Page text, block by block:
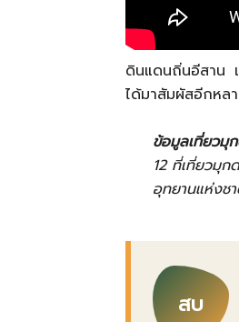
ดินแดนถิ่นอีสาน
ได้มาสัมผัสอีกหล
ข้อมูลเที่ยวมุ
12 ที่เที่ยวมุก
อุทยานแห่งช
สบ